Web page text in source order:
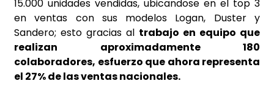
15.000 unidades vendidas, ubicandose en el top 3
en ventas con sus modelos Logan, Duster y
Sandero; esto gracias al trabajo en equipo que
realizan aproximadamente 180
colaboradores, esfuerzo que ahora representa
el 27% de las ventas nacionales.